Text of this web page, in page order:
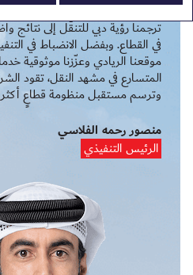
مثّل عام 2025 مرحلة
ترجمنا رؤية دبي للتنقّل إلى نتائج
في القطاع. وبفضل الانضباط في
موقعنا الريادي وعزّزنا موثوقية
المتسارع في مشهد النقل، تقود
وترسم مستقبل منظومة قطاعٍ أكثر
منصور رحمه الفلاسي
الرئيس التنفيذي